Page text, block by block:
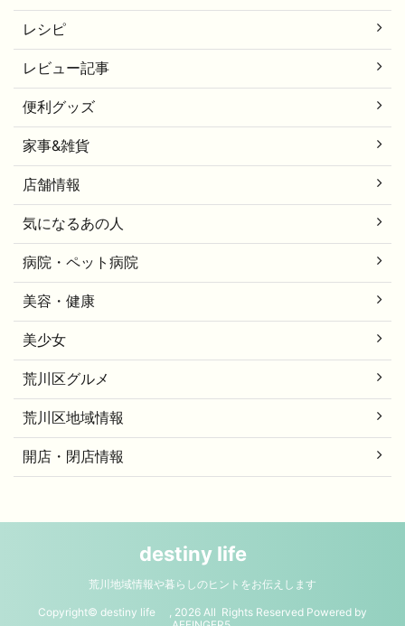
レシピ
レビュー記事
便利グッズ
家事&雑貨
店舗情報
気になるあの人
病院・ペット病院
美容・健康
美少女
荒川区グルメ
荒川区地域情報
開店・閉店情報
destiny life
荒川地域情報や暮らしのヒントをお伝えします
Copyright© destiny life , 2026 All Rights Reserved Powered by